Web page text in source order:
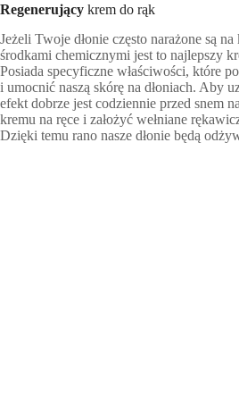
Regenerujący krem do rąk
Jeżeli Twoje dłonie często narażone są
środkami chemicznymi jest to najlepszy
Posiada specyficzne właściwości, które
i umocnić naszą skórę na dłoniach. Aby
efekt dobrze jest codziennie przed snem
kremu na ręce i założyć wełniane
Dzięki temu rano nasze dłonie będą